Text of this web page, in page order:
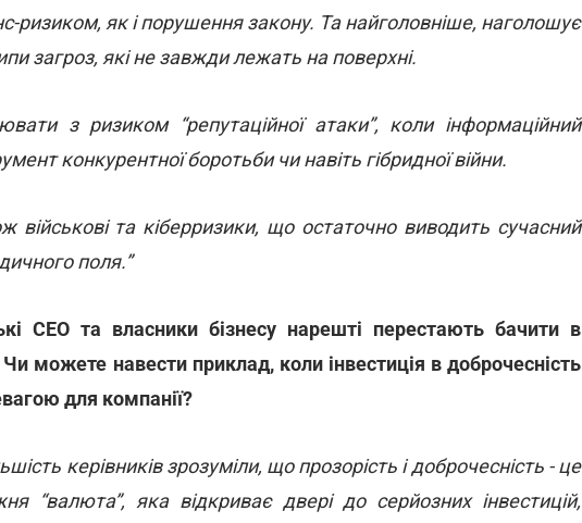
як і порушення закону. Та найголовніше, наголошує
загроз, які не завжди лежать на поверхні.
з ризиком “репутаційної атаки”, коли інформаційний
конкурентної боротьби чи навіть гібридної війни.
та кіберризики, що остаточно виводить сучасний
поля.”
СЕО та власники бізнесу нарешті перестають бачити в
можете навести приклад, коли інвестиція в доброчесність
для компанії?
керівників зрозуміли, що прозорість і доброчесність - це
“валюта”, яка відкриває двері до серйозних інвестицій,